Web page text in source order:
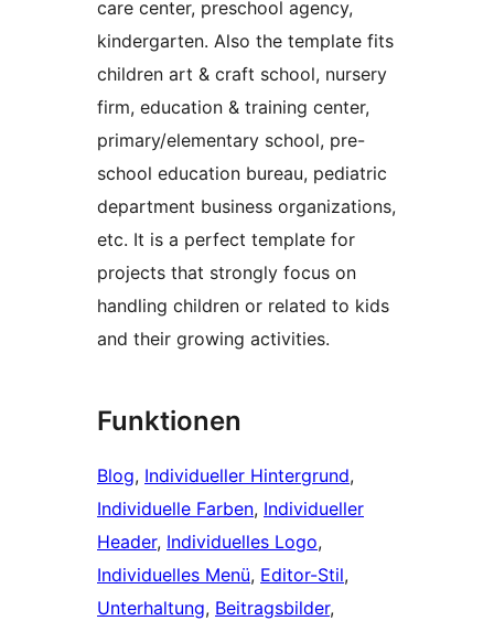
care center, preschool agency,
kindergarten. Also the template fits
children art & craft school, nursery
firm, education & training center,
primary/elementary school, pre-
school education bureau, pediatric
department business organizations,
etc. It is a perfect template for
projects that strongly focus on
handling children or related to kids
and their growing activities.
Funktionen
Blog, Individueller Hintergrund
Individuelle Farben, Individueller
Header, Individuelles Logo
Individuelles Menü, Editor-Stil
Unterhaltung, Beitragsbilder